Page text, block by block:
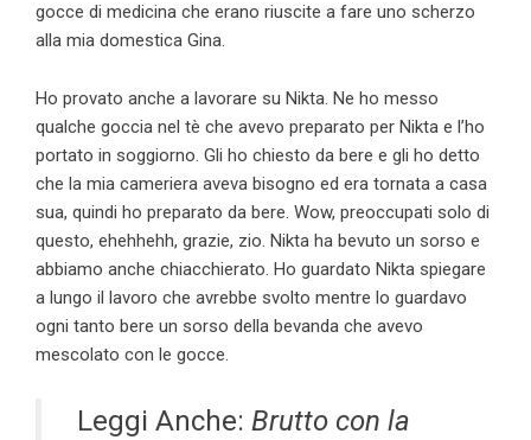
gocce di medicina che erano riuscite a fare uno scherzo
alla mia domestica Gina.
Ho provato anche a lavorare su Nikta. Ne ho messo
qualche goccia nel tè che avevo preparato per Nikta e l’ho
portato in soggiorno. Gli ho chiesto da bere e gli ho detto
che la mia cameriera aveva bisogno ed era tornata a casa
sua, quindi ho preparato da bere. Wow, preoccupati solo di
questo, ehehhehh, grazie, zio. Nikta ha bevuto un sorso e
abbiamo anche chiacchierato. Ho guardato Nikta spiegare
a lungo il lavoro che avrebbe svolto mentre lo guardavo
ogni tanto bere un sorso della bevanda che avevo
mescolato con le gocce.
Leggi Anche: Brutto con la